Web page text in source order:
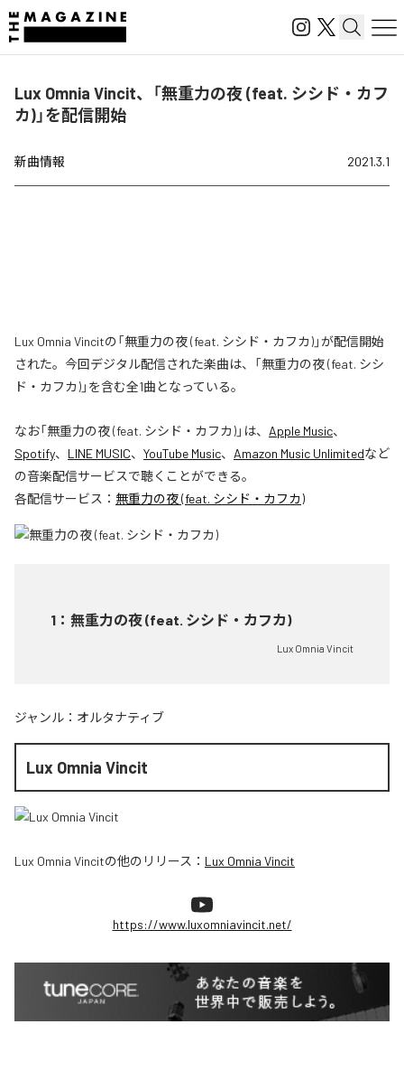
Lux Omnia Vincit、「無重力の夜 (feat. シシド・カフ
カ)」を配信開始
新曲情報 2021.3.1
Lux Omnia Vincitの「無重力の夜 (feat. シシド・カフカ)」が配信開始
された。今回デジタル配信された楽曲は、「無重力の夜 (feat. シシ
ド・カフカ)」を含む全1曲となっている。
なお「無重力の夜 (feat. シシド・カフカ)」は、 Apple Music、
Spotify、 LINE MUSIC、 YouTube Music、 Amazon Music Unlimitedなど
の音楽配信サービスで聴くことができる。
各配信サービス： 無重力の夜 (feat. シシド・カフカ)
1 ： 無重力の夜 (feat. シシド・カフカ)
Lux Omnia Vincit
ジャンル： オルタナティブ
Lux Omnia Vincit
Lux Omnia Vincitの他のリリース： Lux Omnia Vincit
https://www.luxomniavincit.net/